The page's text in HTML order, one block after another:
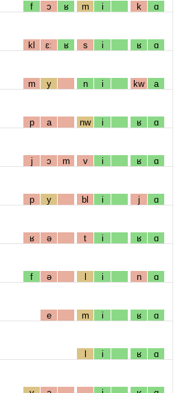
f ɔ ʁ m i k ɑ
kl ɛː ʁ s i ʁ ɑ
m y n i kw a
p a nw i ʁ ɑ
j ɔ m v i ʁ ɑ
p y bl i j ɑ
ʁ ə t i ʁ ɑ
f ə l i n ɑ
e m i ʁ ɑ
l i ʁ ɑ